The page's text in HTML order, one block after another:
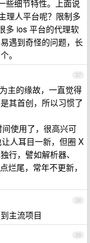
些细节特性。上面说
理人平台呢？限制多
多 ios 平台的代理软
遇到奇怪的问题，长
。
37
主的缘故，一直觉得
其首创，所以习惯了
使用了，很高兴可
人耳目一新，但圈 X
行，譬如解析器、
烂尾，常年不更新，
38
主流项目
39